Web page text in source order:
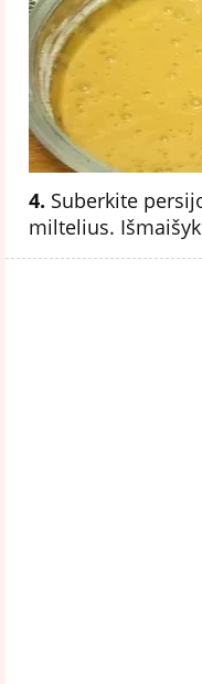
4. Suberkite
miltelius.